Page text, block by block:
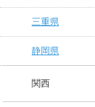
三重県
静岡県
関西